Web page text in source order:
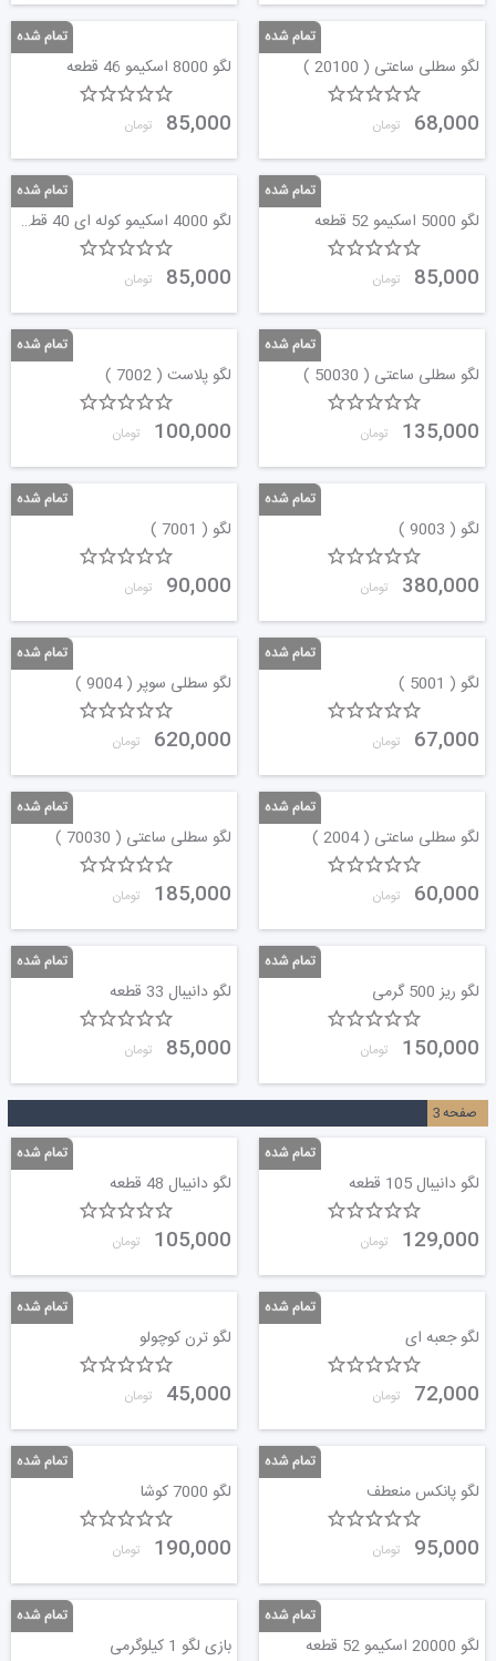
لگو سطلی ساعتی ( 20100 )
68,000 تومان
لگو 8000 اسکیمو 46 قطعه
85,000 تومان
لگو 5000 اسکیمو 52 قطعه
85,000 تومان
لگو 4000 اسکیمو کوله ای 40 قطعه
85,000 تومان
لگو سطلی ساعتی ( 50030 )
135,000 تومان
لگو پلاست ( 7002 )
100,000 تومان
لگو ( 9003 )
380,000 تومان
لگو ( 7001 )
90,000 تومان
لگو ( 5001 )
67,000 تومان
لگو سطلی سوپر ( 9004 )
620,000 تومان
لگو سطلی ساعتی ( 2004 )
60,000 تومان
لگو سطلی ساعتی ( 70030 )
185,000 تومان
لگو ریز 500 گرمی
150,000 تومان
لگو دانیبال 33 قطعه
85,000 تومان
صفحه3
لگو دانیبال 105 قطعه
129,000 تومان
لگو دانیبال 48 قطعه
105,000 تومان
لگو جعبه ای
72,000 تومان
لگو ترن کوچولو
45,000 تومان
لگو پانکس منعطف
95,000 تومان
لگو 7000 کوشا
190,000 تومان
لگو 20000 اسکیمو 52 قطعه بازی لگو 1 کیلوگرمی